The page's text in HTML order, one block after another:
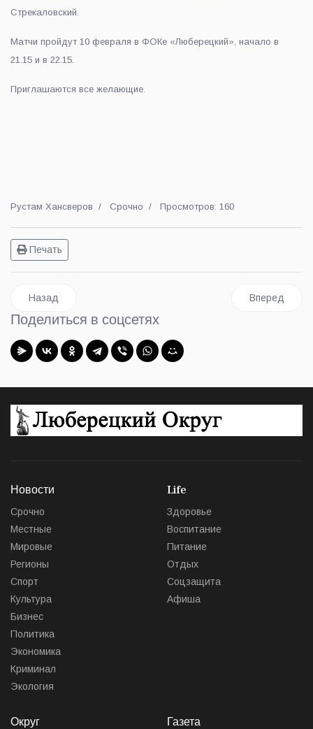
Стрекаловский.
Матчи пройдут 10 февраля в ФОКе «Люберецкий», начало в
21.15 и в 22.15.
Приглашаются все желающие.
Рустам Хансверов Срочно Просмотров: 160
Печать
Предыдущий: Глава Люберец Владимир Волков: еще на
Назад Следующий:
Вперед
Поделиться в соцсетях
Новости
Срочно
Местные
Мировые
Регионы
Спорт
Культура
Бизнес
Политика
Экономика
Криминал
Экология
Life
Здоровье
Воспитание
Питание
Отдых
Соцзащита
Афиша
Округ Газета